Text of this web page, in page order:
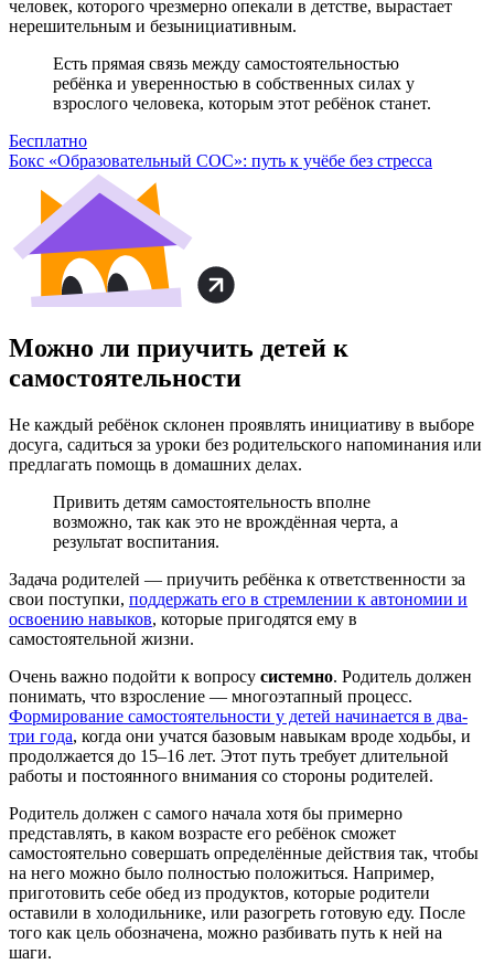
человек, которого чрезмерно опекали в детстве, вырастает
нерешительным и безынициативным.
Есть прямая связь между самостоятельностью
ребёнка и уверенностью в собственных силах у
взрослого человека, которым этот ребёнок станет.
Бесплатно
Бокс «Образовательный СОС»: путь к учёбе без стресса
Можно ли приучить детей к
самостоятельности
Не каждый ребёнок склонен проявлять инициативу в выборе
досуга, садиться за уроки без родительского напоминания или
предлагать помощь в домашних делах.
Привить детям самостоятельность вполне
возможно, так как это не врождённая черта, а
результат воспитания.
Задача родителей — приучить ребёнка к ответственности за
свои поступки, поддержать его в стремлении к автономии и
освоению навыков, которые пригодятся ему в
самостоятельной жизни.
Очень важно подойти к вопросу системно. Родитель должен
понимать, что взросление — многоэтапный процесс.
Формирование самостоятельности у детей начинается в два-
три года, когда они учатся базовым навыкам вроде ходьбы, и
продолжается до 15–16 лет. Этот путь требует длительной
работы и постоянного внимания со стороны родителей.
Родитель должен с самого начала хотя бы примерно
представлять, в каком возрасте его ребёнок сможет
самостоятельно совершать определённые действия так, чтобы
на него можно было полностью положиться. Например,
приготовить себе обед из продуктов, которые родители
оставили в холодильнике, или разогреть готовую еду. После
того как цель обозначена, можно разбивать путь к ней на
шаги.